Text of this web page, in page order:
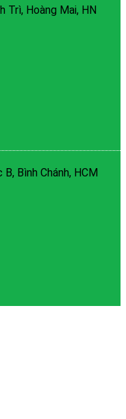
Trì, Hoàng Mai, HN
Bình Chánh, HCM